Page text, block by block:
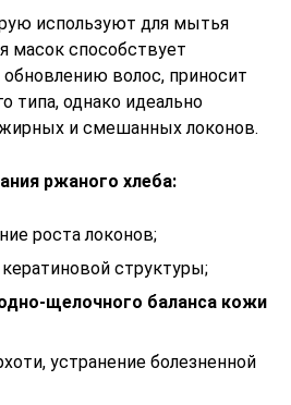
используют для мытья
масок способствует
волос, приносит
типа, однако идеально
и смешанных локонов.
ржаного хлеба:
роста локонов;
структуры;
щелочного баланса кожи
устранение болезненной